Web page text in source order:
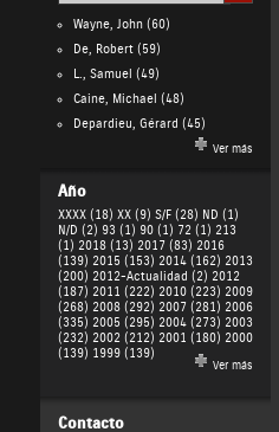
Wayne, John(60)
De, Robert(59)
L., Samuel (49)
Caine, Michael (48)
Depardieu, Gérard (45)
Ver más
Año
XXXX (18) XX (9) S/F (28) ND (1)
N/D (2) 93 (1) 90 (1) 72 (1) 213
(1) 2018 (13) 2017 (83) 2016
(139) 2015 (153) 2014 (162) 2013
(200) 2012-Actualidad (2) 2012
(187) 2011 (222) 2010 (223) 2009
(268) 2008 (292) 2007 (281) 2006
(335) 2005 (295) 2004 (273) 2003
(232) 2002 (212) 2001 (180) 2000
(139) 1999 (139)
Ver más
Contacto